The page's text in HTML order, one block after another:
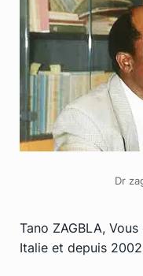
Dr
Tano ZAGBLA,
Italie et depuis